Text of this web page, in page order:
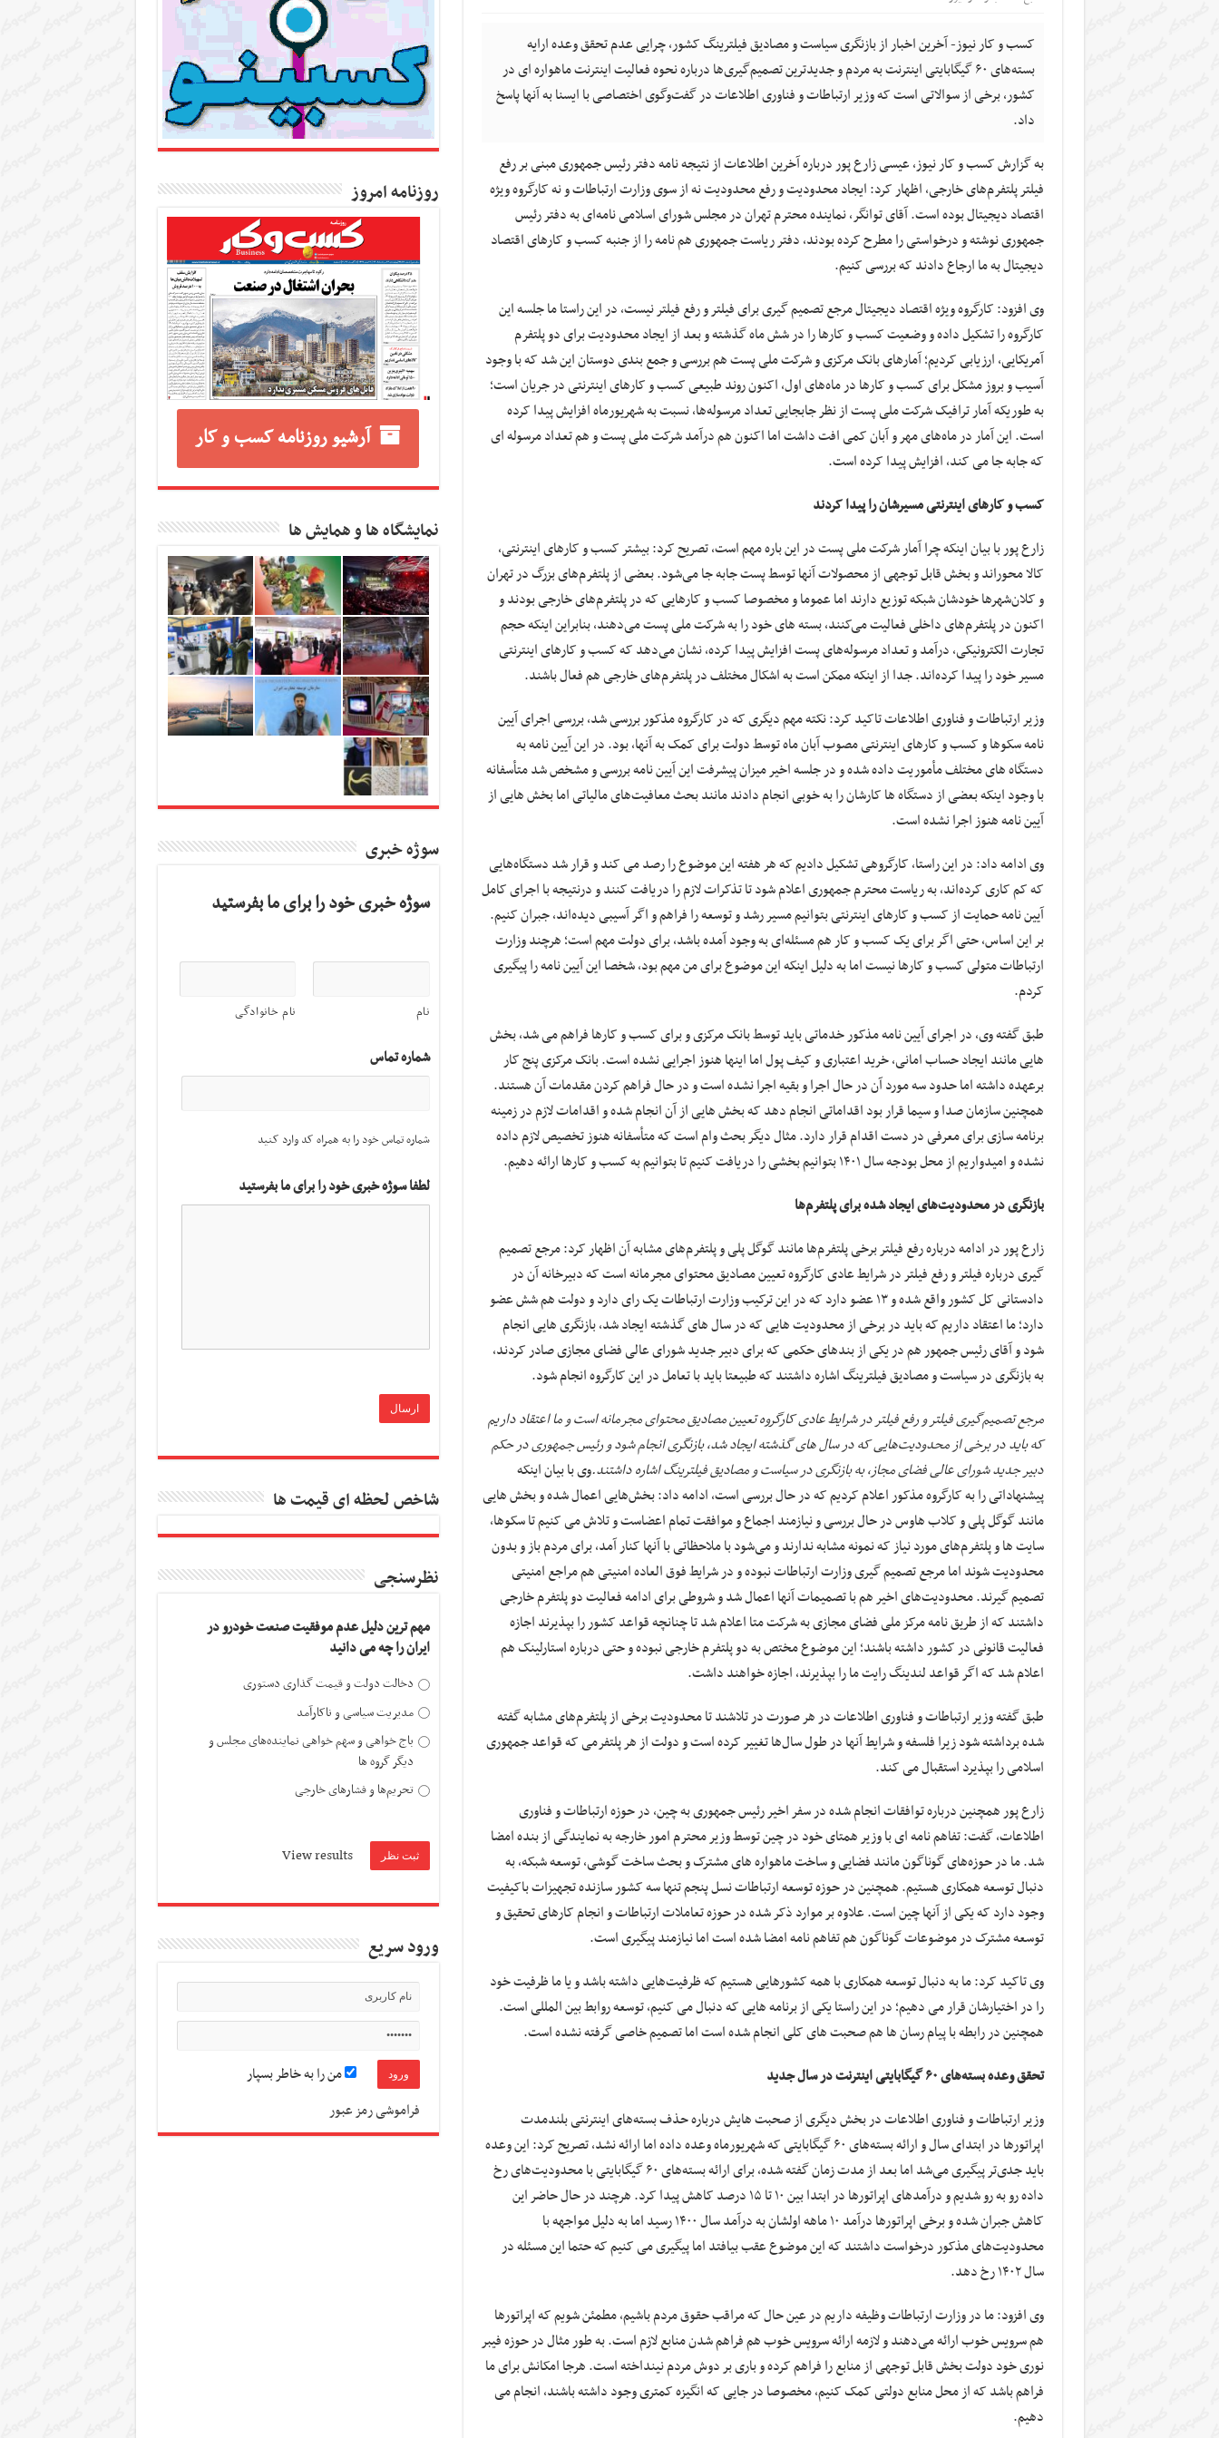
کسب و کار نیوز- آخرین اخبار از بازنگری سیاست و مصادیق فیلترینگ کشور، چرایی عدم تحقق وعده ارایه
بسته‌های ۶۰ گیگابایتی اینترنت به مردم و جدیدترین تصمیم‌گیری‌ها درباره نحوه فعالیت اینترنت ماهواره ای در
کشور، برخی از سوالاتی است که وزیر ارتباطات و فناوری اطلاعات در گفت‌وگوی اختصاصی با ایسنا به آنها پاسخ
داد.
به گزارش کسب و کار نیوز، عیسی زارع پور درباره آخرین اطلاعات از نتیجه نامه دفتر رئیس جمهوری مبنی بر رفع
فیلتر پلتفرم‌های خارجی، اظهار کرد: ایجاد محدودیت و رفع محدودیت نه از سوی وزارت ارتباطات و نه کارگروه ویژه
اقتصاد دیجیتال بوده است. آقای توانگر، نماینده محترم تهران در مجلس شورای اسلامی نامه‌ای به دفتر رئیس
جمهوری نوشته و درخواستی را مطرح کرده بودند، دفتر ریاست جمهوری هم نامه را از جنبه کسب و کارهای اقتصاد
دیجیتال به ما ارجاع دادند که بررسی کنیم.
وی افزود: کارگروه ویژه اقتصاد دیجیتال مرجع تصمیم گیری برای فیلتر و رفع فیلتر نیست، در این راستا ما جلسه این
کارگروه را تشکیل داده و وضعیت کسب و کارها را در شش ماه گذشته و بعد از ایجاد محدودیت برای دو پلتفرم
آمریکایی، ارزیابی کردیم؛ آمارهای بانک مرکزی و شرکت ملی پست هم بررسی و جمع بندی دوستان این شد که با وجود
آسیب و بروز مشکل برای کسب و کارها در ماه‌های اول، اکنون روند طبیعی کسب و کارهای اینترنتی در جریان است؛
به طوریکه آمار ترافیک شرکت ملی پست از نظر جابجایی تعداد مرسوله‌ها، نسبت به شهریورماه افزایش پیدا کرده
است. این آمار در ماه‌های مهر و آبان کمی افت داشت اما اکنون هم درآمد شرکت ملی پست و هم تعداد مرسوله ای
که جابه جا می کند، افزایش پیدا کرده است.
کسب و کارهای اینترنتی مسیرشان را پیدا کردند
زارع پور با بیان اینکه چرا آمار شرکت ملی پست در این باره مهم است، تصریح کرد: بیشتر کسب و کارهای اینترنتی،
کالا محوراند و بخش قابل توجهی از محصولات آنها توسط پست جابه جا می‌شود. بعضی از پلتفرم‌های بزرگ در تهران
و کلان‌شهرها خودشان شبکه توزیع دارند اما عموما و مخصوصا کسب و کارهایی که در پلتفرم‌های خارجی بودند و
اکنون در پلتفرم‌های داخلی فعالیت می‌کنند، بسته های خود را به شرکت ملی پست می‌دهند، بنابراین اینکه حجم
تجارت الکترونیکی، درآمد و تعداد مرسوله‌های پست افزایش پیدا کرده، نشان می‌دهد که کسب و کارهای اینترنتی
مسیر خود را پیدا کرده‌اند. جدا از اینکه ممکن است به اشکال مختلف در پلتفرم‌های خارجی هم فعال باشند.
وزیر ارتباطات و فناوری اطلاعات تاکید کرد: نکته مهم دیگری که در کارگروه مذکور بررسی شد، بررسی اجرای آیین
نامه سکوها و کسب و کارهای اینترنتی مصوب آبان ماه توسط دولت برای کمک به آنها، بود. در این آیین نامه به
دستگاه های مختلف مأموریت داده شده و در جلسه اخیر میزان پیشرفت این آیین نامه بررسی و مشخص شد متأسفانه
با وجود اینکه بعضی از دستگاه ها کارشان را به خوبی انجام دادند مانند بحث معافیت‌های مالیاتی اما بخش هایی از
آیین نامه هنوز اجرا نشده است.
وی ادامه داد: در این راستا، کارگروهی تشکیل دادیم که هر هفته این موضوع را رصد می کند و قرار شد دستگاه‌هایی
که کم کاری کرده‌اند، به ریاست محترم جمهوری اعلام شود تا تذکرات لازم را دریافت کنند و درنتیجه با اجرای کامل
آیین نامه حمایت از کسب و کارهای اینترنتی بتوانیم مسیر رشد و توسعه را فراهم و اگر آسیبی دیده‌اند، جبران کنیم.
بر این اساس، حتی اگر برای یک کسب و کار هم مسئله‌ای به وجود آمده باشد، برای دولت مهم است؛ هرچند وزارت
ارتباطات متولی کسب و کارها نیست اما به دلیل اینکه این موضوع برای من مهم بود، شخصا این آیین نامه را پیگیری
کردم.
طبق گفته وی، در اجرای آیین نامه مذکور خدماتی باید توسط بانک مرکزی و برای کسب و کارها فراهم می شد، بخش
هایی مانند ایجاد حساب امانی، خرید اعتباری و کیف پول اما اینها هنوز اجرایی نشده است. بانک مرکزی پنج کار
برعهده داشته اما حدود سه مورد آن در حال اجرا و بقیه اجرا نشده است و در حال فراهم کردن مقدمات آن هستند.
همچنین سازمان صدا و سیما قرار بود اقداماتی انجام دهد که بخش هایی از آن انجام شده و اقدامات لازم در زمینه
برنامه سازی برای معرفی در دست اقدام قرار دارد. مثال دیگر بحث وام است که متأسفانه هنوز تخصیص لازم داده
نشده و امیدواریم از محل بودجه سال ۱۴۰۱ بتوانیم بخشی را دریافت کنیم تا بتوانیم به کسب و کارها ارائه دهیم.
بازنگری در محدودیت‌های ایجاد شده برای پلتفرم‌ها
زارع پور در ادامه درباره رفع فیلتر برخی پلتفرم‌ها مانند گوگل پلی و پلتفرم‌های مشابه آن اظهار کرد: مرجع تصمیم
گیری درباره فیلتر و رفع فیلتر در شرایط عادی کارگروه تعیین مصادیق محتوای مجرمانه است که دبیرخانه آن در
دادستانی کل کشور واقع شده و ۱۳ عضو دارد که در این ترکیب وزارت ارتباطات یک رای دارد و دولت هم شش عضو
دارد؛ ما اعتقاد داریم که باید در برخی از محدودیت هایی که در سال های گذشته ایجاد شد، بازنگری هایی انجام
شود و آقای رئیس جمهور هم در یکی از بندهای حکمی که برای دبیر جدید شورای عالی فضای مجازی صادر کردند،
به بازنگری در سیاست و مصادیق فیلترینگ اشاره داشتند که طبیعتا باید با تعامل در این کارگروه انجام شود.
مرجع تصمیم‌گیری فیلتر و رفع فیلتر در شرایط عادی کارگروه تعیین مصادیق محتوای مجرمانه است و ما اعتقاد داریم
که باید در برخی از محدودیت‌هایی که در سال های گذشته ایجاد شد، بازنگری انجام شود و رئیس جمهوری در حکم
دبیر جدید شورای عالی فضای مجاز، به بازنگری در سیاست و مصادیق فیلترینگ اشاره داشتند.وی با بیان اینکه
پیشنهاداتی را به کارگروه مذکور اعلام کردیم که در حال بررسی است، ادامه داد: بخش‌هایی اعمال شده و بخش هایی
مانند گوگل پلی و کلاب هاوس در حال بررسی و نیازمند اجماع و موافقت تمام اعضاست و تلاش می کنیم تا سکوها،
سایت ها و پلتفرم‌های مورد نیاز که نمونه مشابه ندارند و می‌شود با ملاحظاتی با آنها کنار آمد، برای مردم باز و بدون
محدودیت شوند اما مرجع تصمیم گیری وزارت ارتباطات نبوده و در شرایط فوق العاده امنیتی هم مراجع امنیتی
تصمیم گیرند. محدودیت‌های اخیر هم با تصمیمات آنها اعمال شد و شروطی برای ادامه فعالیت دو پلتفرم خارجی
داشتند که از طریق نامه مرکز ملی فضای مجازی به شرکت متا اعلام شد تا چنانچه قواعد کشور را بپذیرند اجازه
فعالیت قانونی در کشور داشته باشند؛ این موضوع مختص به دو پلتفرم خارجی نبوده و حتی درباره استارلینک هم
اعلام شد که اگر قواعد لندینگ رایت ما را بپذیرند، اجازه خواهند داشت.
طبق گفته وزیر ارتباطات و فناوری اطلاعات در هر صورت در تلاشند تا محدودیت برخی از پلتفرم‌های مشابه گفته
شده برداشته شود زیرا فلسفه و شرایط آنها در طول سال‌ها تغییر کرده است و دولت از هر پلتفرمی که قواعد جمهوری
اسلامی را بپذیرد استقبال می کند.
زارع پور همچنین درباره توافقات انجام شده در سفر اخیر رئیس جمهوری به چین، در حوزه ارتباطات و فناوری
اطلاعات، گفت: تفاهم نامه ای با وزیر همتای خود در چین توسط وزیر محترم امور خارجه به نمایندگی از بنده امضا
شد. ما در حوزه‌های گوناگون مانند فضایی و ساخت ماهواره های مشترک و بحث ساخت گوشی، توسعه شبکه، به
دنبال توسعه همکاری هستیم. همچنین در حوزه توسعه ارتباطات نسل پنجم تنها سه کشور سازنده تجهیزات باکیفیت
وجود دارد که یکی از آنها چین است. علاوه بر موارد ذکر شده در حوزه تعاملات ارتباطات و انجام کارهای تحقیق و
توسعه مشترک در موضوعات گوناگون هم تفاهم نامه امضا شده است اما نیازمند پیگیری است.
وی تاکید کرد: ما به دنبال توسعه همکاری با همه کشورهایی هستیم که ظرفیت‌هایی داشته باشد و یا ما ظرفیت خود
را در اختیارشان قرار می دهیم؛ در این راستا یکی از برنامه هایی که دنبال می کنیم، توسعه روابط بین المللی است.
همچنین در رابطه با پیام رسان ها هم صحبت های کلی انجام شده است اما تصمیم خاصی گرفته نشده است.
تحقق وعده بسته‌های ۶۰ گیگابایتی اینترنت در سال جدید
وزیر ارتباطات و فناوری اطلاعات در بخش دیگری از صحبت هایش درباره حذف بسته‌های اینترنتی بلندمدت
اپراتورها در ابتدای سال و ارائه بسته‌های ۶۰ گیگابایتی که شهریورماه وعده داده اما ارائه نشد، تصریح کرد: این وعده
باید جدی‌تر پیگیری می‌شد اما بعد از مدت زمان گفته شده، برای ارائه بسته‌های ۶۰ گیگابایتی با محدودیت‌های رخ
داده رو به رو شدیم و درآمدهای اپراتورها در ابتدا بین ۱۰ تا ۱۵ درصد کاهش پیدا کرد. هرچند در حال حاضر این
کاهش جبران شده و برخی اپراتورها درآمد ۱۰ ماهه اولشان به درآمد سال ۱۴۰۰ رسید اما به دلیل مواجهه با
محدودیت‌های مذکور درخواست داشتند که این موضوع عقب بیافتد اما پیگیری می کنیم که حتما این مسئله در
سال ۱۴۰۲ رخ دهد.
وی افزود: ما در وزارت ارتباطات وظیفه داریم در عین حال که مراقب حقوق مردم باشیم، مطمئن شویم که اپراتورها
هم سرویس خوب ارائه می‌دهند و لازمه ارائه سرویس خوب هم فراهم شدن منابع لازم است. به طور مثال در حوزه فیبر
نوری خود دولت بخش قابل توجهی از منابع را فراهم کرده و باری بر دوش مردم نینداخته است. هرجا امکانش برای ما
فراهم باشد که از محل منابع دولتی کمک کنیم، مخصوصا در جایی که انگیزه کمتری وجود داشته باشند، انجام می
دهیم.
روزنامه امروز
آرشیو روزنامه کسب و کار
نمایشگاه ها و همایش ها
سوژه خبری
سوژه خبری خود را برای ما بفرستید
نام نام خانوادگی
شماره تماس
شماره تماس خود را به همراه کد وارد کنید
لطفا سوژه خبری خود را برای ما بفرستید
شاخص لحظه ای قیمت ها
نظرسنجی
مهم ترین دلیل عدم موفقیت صنعت خودرو در
ایران را چه می دانید
دخالت دولت و قیمت گذاری دستوری
مدیریت سیاسی و ناکارآمد
باج خواهی و سهم خواهی نماینده‌های مجلس و
دیگر گروه ها
تحریم‌ها و فشارهای خارجی
View results
ورود سریع
من را به خاطر بسپار
فراموشی رمز عبور